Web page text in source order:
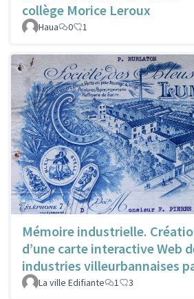
collège Morice Leroux
Haua
0 1
Mémoire industrielle.
d’une carte interactive Web
industries villeurbannaises
La ville Edifiante 1 3